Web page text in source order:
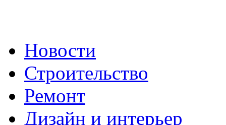
Новости
Строительство
Ремонт
Дизайн и интерьер